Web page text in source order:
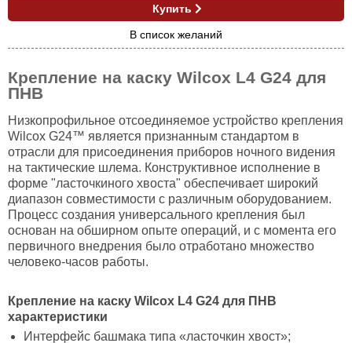
Купить
В список желаний
Крепление на каску Wilcox L4 G24 для
ПНВ
Низкопрофильное отсоединяемое устройство крепления
Wilcox G24™ является признанным стандартом в
отрасли для присоединения приборов ночного видения
на тактические шлема. Конструктивное исполнение в
форме "ласточкиного хвоста" обеспечивает широкий
диапазон совместимости с различным оборудованием.
Процесс создания универсального крепления был
основан на обширном опыте операций, и с момента его
первичного внедрения было отработано множество
человеко-часов работы.
Крепление на каску Wilcox L4 G24 для ПНВ
характеристики
Интерфейс башмака типа «ласточкин хвост»;